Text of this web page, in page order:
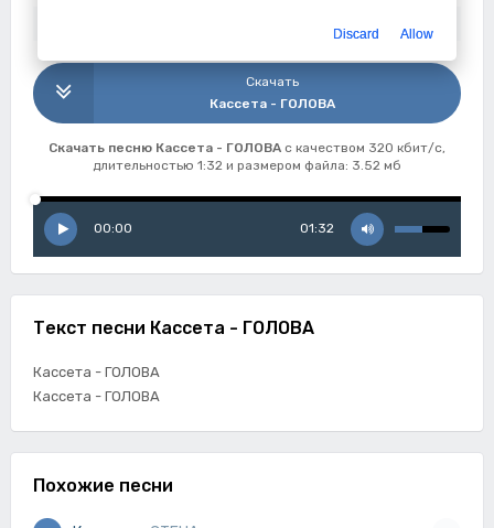
Скачать
Кассета - ГОЛОВА
Скачать песню Кассета - ГОЛОВА с качеством 320 кбит/с,
длительностью 1:32 и размером файла: 3.52 мб
00:00 01:32
Текст песни Кассета - ГОЛОВА
Кассета - ГОЛОВА
Кассета - ГОЛОВА
Похожие песни
Discard Allow